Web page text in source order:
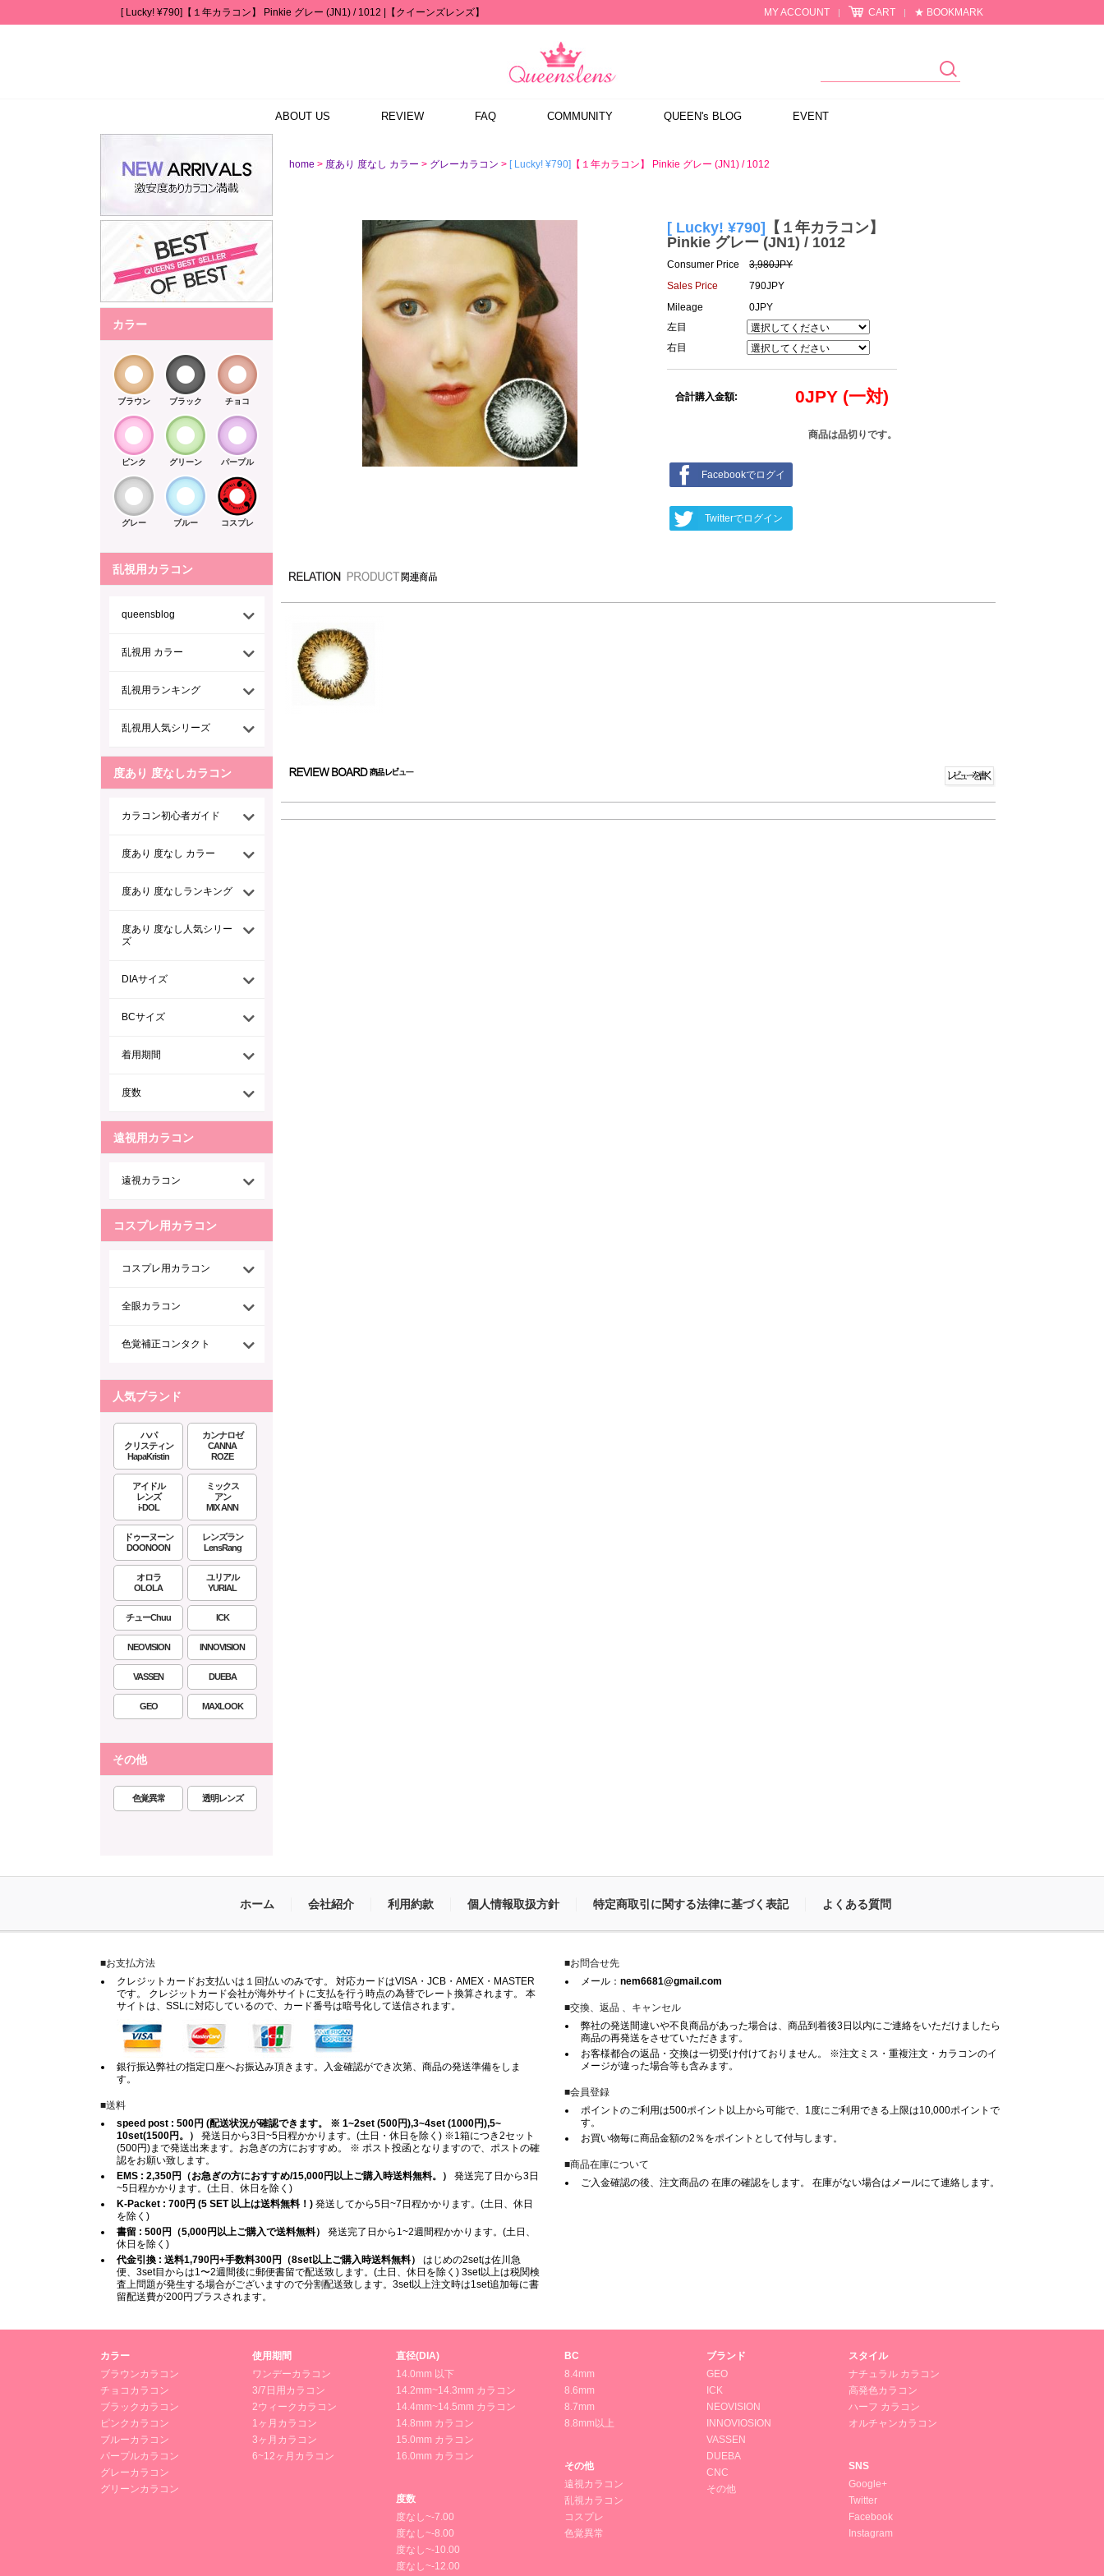
[ Lucky! ¥790]【１年カラコン】 Pinkie グレー (JN1) / 1012 |【クイーンズレンズ】 MY ACCOUNT | CART | ★ BOOKMARK
ABOUT US REVIEW FAQ COMMUNITY QUEEN's BLOG EVENT
カラー
ブラウン ブラック チョコ
ピンク グリーン パープル
グレー ブルー コスプレ
乱視用カラコン
queensblog
乱視用 カラー
乱視用ランキング
乱視用人気シリーズ
度あり 度なしカラコン
カラコン初心者ガイド
度あり 度なし カラー
度あり 度なしランキング
度あり 度なし人気シリー
ズ
DIAサイズ
BCサイズ
着用期間
度数
遠視用カラコン
遠視カラコン
コスプレ用カラコン
コスプレ用カラコン
全眼カラコン
色覚補正コンタクト
人気ブランド
ハパ
クリスティン
HapaKristin
カンナロゼ
CANNA
ROZE
アイドル
レンズ
i-DOL
ミックス
アン
MIX ANN
ドゥーヌーン
DOONOON
レンズラン
LensRang
オロラ
OLOLA
ユリアル
YURIAL
チューChuu ICK
NEOVISION INNOVISION
VASSEN DUEBA
GEO MAXLOOK
その他
色覚異常 透明レンズ
home > 度あり 度なし カラー > グレーカラコン > [ Lucky! ¥790] 【１年カラコン】 Pinkie グレー (JN1) / 1012
[ Lucky! ¥790]
【１年カラコン】
Pinkie グレー (JN1) / 1012
Consumer Price
3,980JPY
Sales Price
790JPY
Mileage
0JPY
左目
右目
合計購入金額: 0JPY (一対)
商品は品切りです。
Facebookでログイ
Twitterでログイン
ホーム 会社紹介 利用約款 個人情報取扱方針 特定商取引に関する法律に基づく表記 よくある質問
■お支払方法
クレジットカードお支払いは１回払いのみです。 対応カードはVISA・JCB・AMEX・MASTER
です。 クレジットカード会社が海外サイトに支払を行う時点の為替でレート換算されます。 本
サイトは、SSLに対応しているので、カード番号は暗号化して送信されます。
銀行振込弊社の指定口座へお振込み頂きます。入金確認ができ次第、商品の発送準備をしま
す。
■送料
speed post : 500円 (配送状況が確認できます。 ※ 1~2set (500円),3~4set (1000円),5~
10set(1500円。）
発送日から3日~5日程かかります。(土日・休日を除く) ※1箱につき2セット
(500円)まで発送出来ます。お急ぎの方におすすめ。 ※ ポスト投函となりますので、ポストの確
認をお願い致します。
EMS : 2,350円（お急ぎの方におすすめ/15,000円以上ご購入時送料無料。）
発送完了日から3日
~5日程かかります。(土日、休日を除く)
K-Packet : 700円 (5 SET 以上は送料無料！) 発送してから5日~7日程かかります。(土日、休日
を除く)
書留 : 500円（5,000円以上ご購入で送料無料）
発送完了日から1~2週間程かかります。(土日、
休日を除く)
代金引換 : 送料1,790円+手数料300円（8set以上ご購入時送料無料）
はじめの2setは佐川急
便、3set目からは1〜2週間後に郵便書留で配送致します。(土日、休日を除く) 3set以上は税関検
査上問題が発生する場合がございますので分割配送致します。3set以上注文時は1set追加毎に書
留配送費が200円プラスされます。
■お問合せ先
メール： nem6681@gmail.com
■交換、返品 、キャンセル
弊社の発送間違いや不良商品があった場合は、商品到着後3日以内にご連絡をいただけましたら
商品の再発送をさせていただきます。
お客様都合の返品・交換は一切受け付けておりません。 ※注文ミス・重複注文・カラコンのイ
メージが違った場合等も含みます。
■会員登録
ポイントのご利用は500ポイント以上から可能で、1度にご利用できる上限は10,000ポイントで
す。
お買い物毎に商品金額の2％をポイントとして付与します。
■商品在庫について
ご入金確認の後、注文商品の 在庫の確認をします。 在庫がない場合はメールにて連絡します。
カラー
ブラウンカラコン
チョコカラコン
ブラックカラコン
ピンクカラコン
ブルーカラコン
パープルカラコン
グレーカラコン
グリーンカラコン
使用期間
ワンデーカラコン
3/7日用カラコン
2ウィークカラコン
1ヶ月カラコン
3ヶ月カラコン
6~12ヶ月カラコン
直径(DIA)
14.0mm 以下
14.2mm~14.3mm カラコン
14.4mm~14.5mm カラコン
14.8mm カラコン
15.0mm カラコン
16.0mm カラコン
度数
度なし~-7.00
度なし~-8.00
度なし~-10.00
度なし~-12.00
BC
8.4mm
8.6mm
8.7mm
8.8mm以上
その他
遠視カラコン
乱視カラコン
コスプレ
色覚異常
ブランド
GEO
ICK
NEOVISION
INNOVIOSION
VASSEN
DUEBA
CNC
その他
スタイル
ナチュラル カラコン
高発色カラコン
ハーフ カラコン
オルチャンカラコン
SNS
Google+
Twitter
Facebook
Instagram